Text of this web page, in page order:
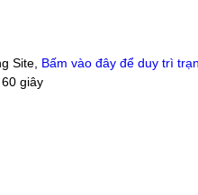
Site, Bấm vào đây để duy trì
60 giây